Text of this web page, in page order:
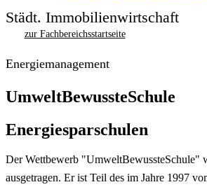
Städt. Immobilienwirtschaft
zur Fachbereichsstartseite
Energiemanagement
UmweltBewussteSchule
Energiesparschulen
Der Wettbewerb "UmweltBewussteSchule"
ausgetragen. Er ist Teil des im Jahre 1997